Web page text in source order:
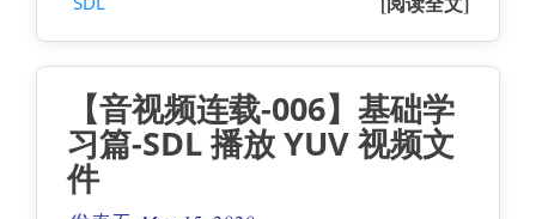
【音视频连载-006】基础学
习篇-SDL 播放 YUV 视频文
件